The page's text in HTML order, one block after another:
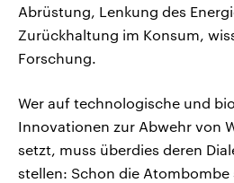
Abrüstung, Lenkung des
Zurückhaltung im Konsum,
Forschung.
Wer auf technologische und
Innovationen zur Abwehr von
setzt, muss überdies deren
stellen: Schon die Atombombe